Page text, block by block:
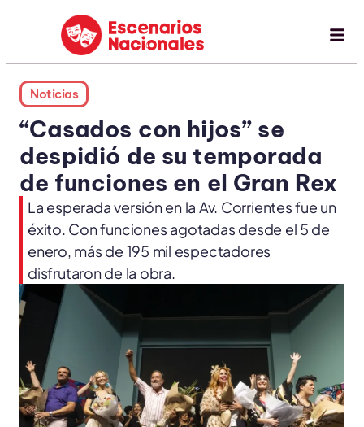
Noticias
“Casados con hijos” se
despidió de su temporada
de funciones en el Gran Rex
La esperada versión en la Av. Corrientes fue un
éxito. Con funciones agotadas desde el 5 de
enero, más de 195 mil espectadores
disfrutaron de la obra.